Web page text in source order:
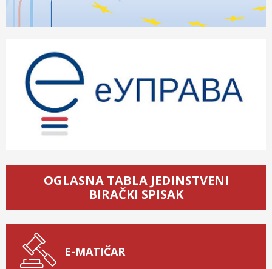
OGLASNA TABLA JEDINSTVENI
BIRAČKI SPISAK
E-MATIČAR